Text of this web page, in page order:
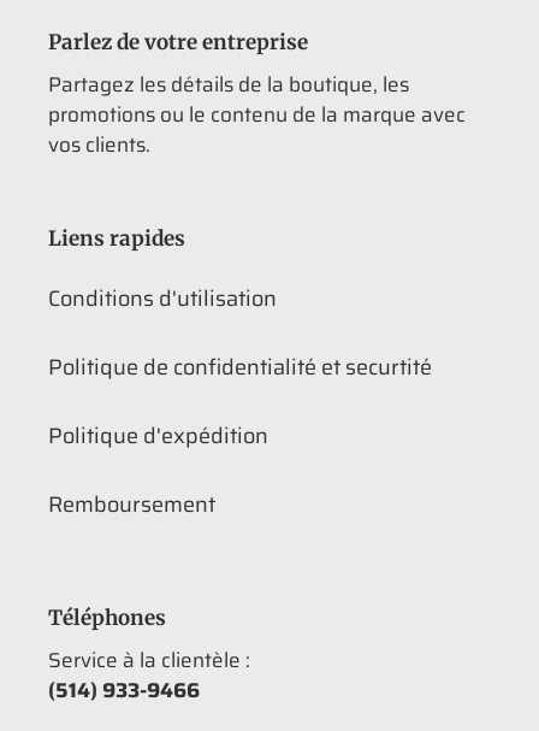
Parlez de votre entreprise
Partagez les détails de la boutique, les
promotions ou le contenu de la marque avec
vos clients.
Liens rapides
Conditions d'utilisation
Politique de confidentialité et securtité
Politique d'expédition
Remboursement
Téléphones
Service à la clientèle :
(514) 933-9466